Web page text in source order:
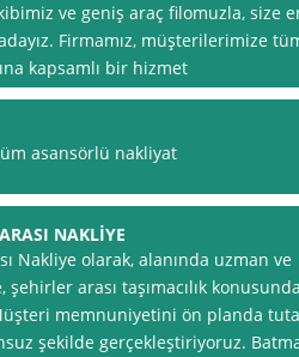
ve geniş araç filomuzla, size
Firmamız, müşterilerimize
kapsamlı bir hizmet
asansörlü nakliyat
NAKLİYE
Nakliye olarak, alanında uzman ve
arası taşımacılık
memnuniyetini ön planda
şekilde gerçekleştiriyoruz.